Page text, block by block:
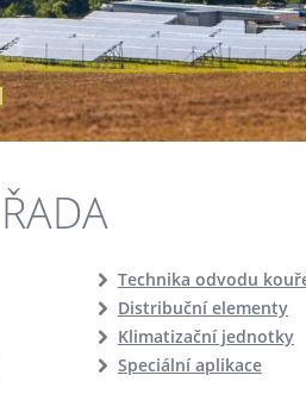
Technika odvodu
Distribuční elementy
Klimatizační jednotky
Speciální aplikace